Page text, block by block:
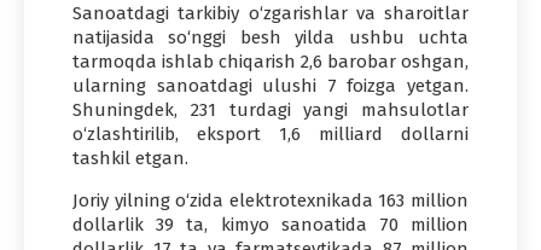
Sanoatdagi tarkibiy o‘zgarishlar va sharoitlar
natijasida so‘nggi besh yilda ushbu uchta
tarmoqda ishlab chiqarish 2,6 barobar oshgan,
ularning sanoatdagi ulushi 7 foizga yetgan.
Shuningdek, 231 turdagi yangi mahsulotlar
o‘zlashtirilib, eksport 1,6 milliard dollarni
tashkil etgan.
Joriy yilning o‘zida elektrotexnikada 163 million
dollarlik 39 ta, kimyo sanoatida 70 million